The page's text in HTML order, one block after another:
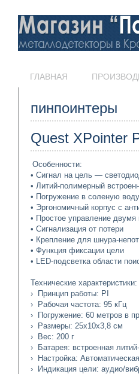
ГЛАВНАЯ
пинпоинтеры
Quest XPointer
Особенности:
• Сигнал на цель —
• Литий-полимерный
• Погружение в соленую
• Эргономичный корпус с
• Простое управление двумя
• Сигнализация от потери
• Крепление для шнура-
• Функция фиксации цели
• LED-подсветка области
Технические характеристики:
› Принцип работы: PI
› Рабочая частота: 95 кГц
› Погружение: 60 метров в
› Размеры: 25х10х3,8 см
› Вес: 200 г
› Батарея: встроенная
› Настройка:
› Индикация цели: аудио/